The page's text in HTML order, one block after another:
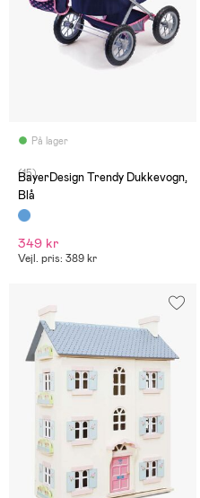
På lager
(15)
BayerDesign Trendy Dukkevogn,
Blå
349 kr
Vejl. pris: 389 kr